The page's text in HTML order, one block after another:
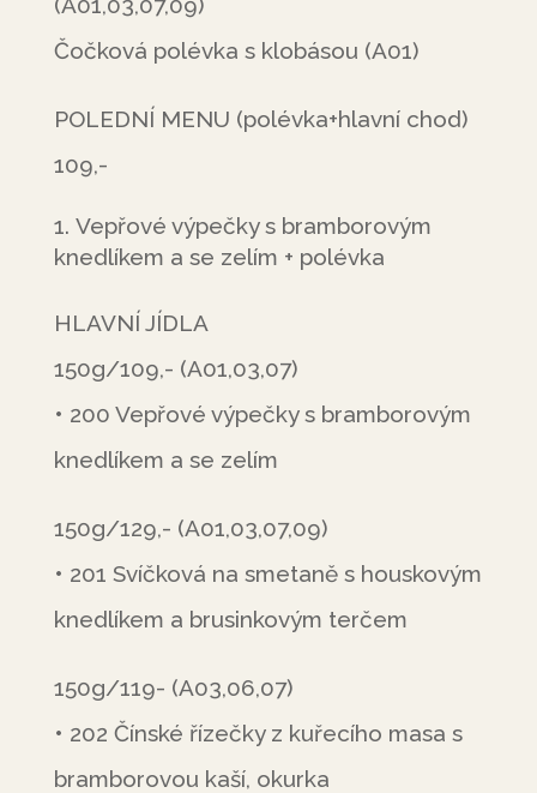
Čočková polévka s klobásou (A01)
POLEDNÍ MENU (polévka+hlavní chod)
109,-
Vepřové výpečky s bramborovým
knedlíkem a se zelím + polévka
HLAVNÍ JÍDLA
150g/109,- (A01,03,07)
• 200 Vepřové výpečky s bramborovým
knedlíkem a se zelím
150g/129,- (A01,03,07,09)
• 201 Svíčková na smetaně s houskovým
knedlíkem a brusinkovým terčem
150g/119- (A03,06,07)
• 202 Čínské řízečky z kuřecího masa s
bramborovou kaší, okurka